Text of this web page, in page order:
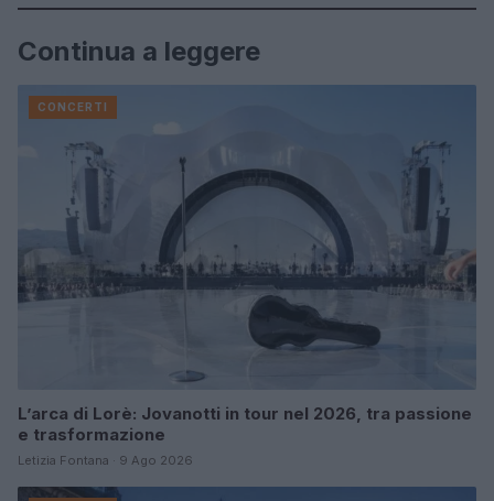
Continua a leggere
CONCERTI
L’arca di Lorè: Jovanotti in tour nel 2026, tra passione
e trasformazione
Letizia Fontana · 9 Ago 2026